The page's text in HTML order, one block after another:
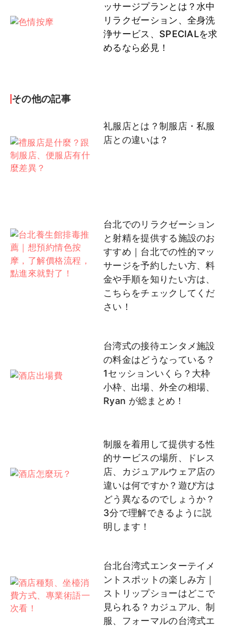
ッサージプランとは？水中
リラクゼーション、全身洗
浄サービス、SPECIALを求
めるなら必見！
その他の記事
礼服店とは？制服店・私服
店との違いは？
台北でのリラクゼーション
と射精を提供する施設のお
すすめ｜台北での性的マッ
サージを予約したい方、料
金や手順を知りたい方は、
こちらをチェックしてくだ
さい！
台湾式の接待エンタメ施設
の料金はどうなっている？
1セッションいくら？大枠
小枠、出場、外全の相場、
Ryan が総まとめ！
制服を着用して提供する性
的サービスの場所、ドレス
店、カジュアルウェア店の
違いは何ですか？遊び方は
どう異なるのでしょうか？
3分で理解できるように説
明します！
台北台湾式エンターテイメ
ントスポットの楽しみ方｜
ストリップショーはどこで
見られる？カジュアル、制
服、フォーマルの台湾式エ